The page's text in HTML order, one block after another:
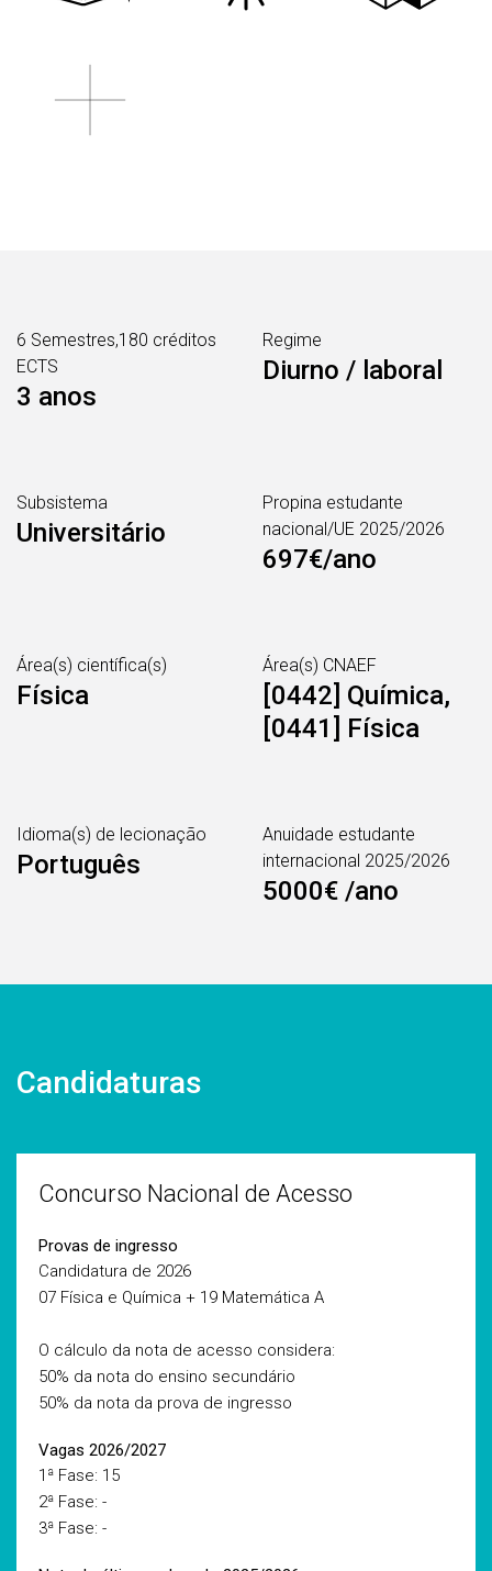
6 Semestres,180 créditos
ECTS
3 anos
Regime
Diurno / laboral
Subsistema
Universitário
Propina estudante
nacional/UE 2025/2026
697€/ano
Área(s) científica(s)
Física
Área(s) CNAEF
[0442] Química,
[0441] Física
Idioma(s) de lecionação
Português
Anuidade estudante
internacional 2025/2026
5000€ /ano
Candidaturas
Concurso Nacional de Acesso
Provas de ingresso
Candidatura de 2026
07 Física e Química + 19 Matemática A
O cálculo da nota de acesso considera:
50% da nota do ensino secundário
50% da nota da prova de ingresso
Vagas 2026/2027
1ª Fase: 15
2ª Fase: -
3ª Fase: -